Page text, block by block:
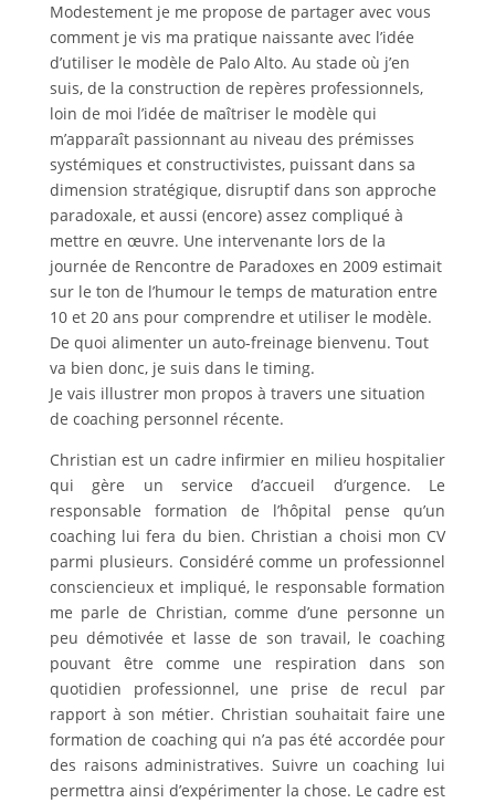
Modestement je me propose de partager avec vous
comment je vis ma pratique naissante avec l’idée
d’utiliser le modèle de Palo Alto. Au stade où j’en
suis, de la construction de repères professionnels,
loin de moi l’idée de maîtriser le modèle qui
m’apparaît passionnant au niveau des prémisses
systémiques et constructivistes, puissant dans sa
dimension stratégique, disruptif dans son approche
paradoxale, et aussi (encore) assez compliqué à
mettre en œuvre. Une intervenante lors de la
journée de Rencontre de Paradoxes en 2009 estimait
sur le ton de l’humour le temps de maturation entre
10 et 20 ans pour comprendre et utiliser le modèle.
De quoi alimenter un auto-freinage bienvenu. Tout
va bien donc, je suis dans le timing.
Je vais illustrer mon propos à travers une situation
de coaching personnel récente.
Christian est un cadre infirmier en milieu hospitalier
qui gère un service d’accueil d’urgence. Le
responsable formation de l’hôpital pense qu’un
coaching lui fera du bien. Christian a choisi mon CV
parmi plusieurs. Considéré comme un professionnel
consciencieux et impliqué, le responsable formation
me parle de Christian, comme d’une personne un
peu démotivée et lasse de son travail, le coaching
pouvant être comme une respiration dans son
quotidien professionnel, une prise de recul par
rapport à son métier. Christian souhaitait faire une
formation de coaching qui n’a pas été accordée pour
des raisons administratives. Suivre un coaching lui
permettra ainsi d’expérimenter la chose. Le cadre est